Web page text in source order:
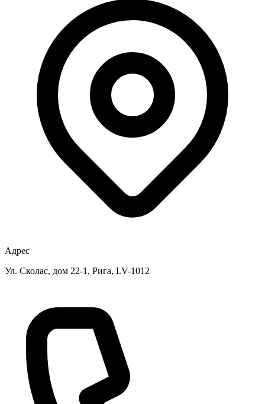
Адрес
Ул. Сколас, дом 22-1, Рига, LV-1012